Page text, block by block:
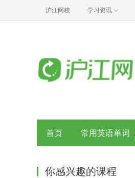
沪江网校 学习资讯
首页 常用英语单词
你感兴趣的课程